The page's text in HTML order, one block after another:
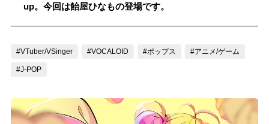
お問い合わせ
ログイン
up。今回は飴屋ひなもの登場です。
#VTuber/VSinger #VOCALOID #ポップス #アニメ/ゲーム
#J-POP